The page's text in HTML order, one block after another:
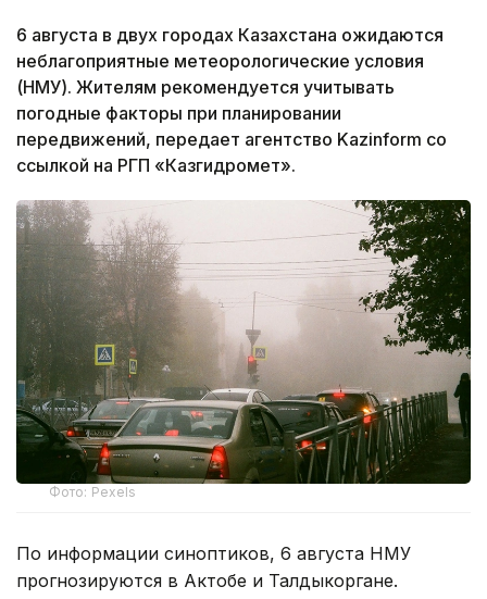
6 августа в двух городах Казахстана ожидаются
неблагоприятные метеорологические условия
(НМУ). Жителям рекомендуется учитывать
погодные факторы при планировании
передвижений, передает агентство Kazinform со
ссылкой на РГП «Казгидромет».
Фото: Pexels
По информации синоптиков, 6 августа НМУ
прогнозируются в Актобе и Талдыкоргане.